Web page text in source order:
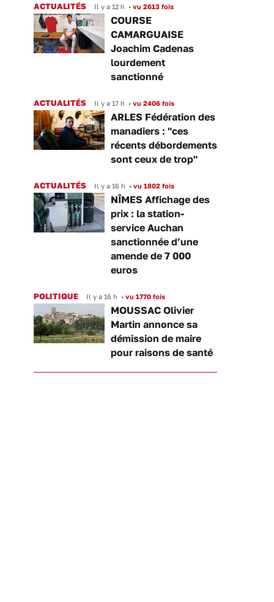
ACTUALITÉS Il y a 12 h • vu 2613 fois
COURSE
CAMARGUAISE
Joachim Cadenas
lourdement
sanctionné
ACTUALITÉS Il y a 17 h • vu 2406 fois
ARLES Fédération des
manadiers : "ces
récents débordements
sont ceux de trop"
ACTUALITÉS Il y a 16 h • vu 1802 fois
NÎMES Affichage des
prix : la station-
service Auchan
sanctionnée d’une
amende de 7 000
euros
POLITIQUE Il y a 16 h • vu 1770 fois
MOUSSAC Olivier
Martin annonce sa
démission de maire
pour raisons de santé